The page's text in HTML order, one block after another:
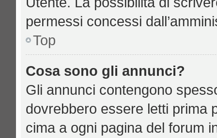
permessi concessi
Top
Cosa sono gli annunci?
Gli annunci contengono
dovrebbero essere letti prima
cima a ogni pagina del forum